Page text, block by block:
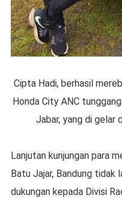
Cipta Hadi, berhasil
Honda City ANC
Jabar, yang di gelar
Lanjutan kunjungan para
Batu Jajar, Bandung tidak
dukungan kepada Divisi